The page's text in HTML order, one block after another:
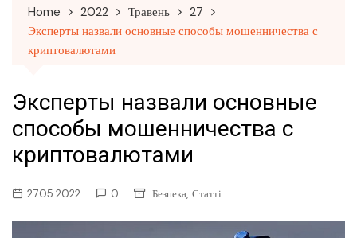
Home 2022 Травень
27
Эксперты назвали основные способы мошенничества с
криптовалютами
Эксперты назвали основные
способы мошенничества с
криптовалютами
27.05.2022 0 Безпека, Статті